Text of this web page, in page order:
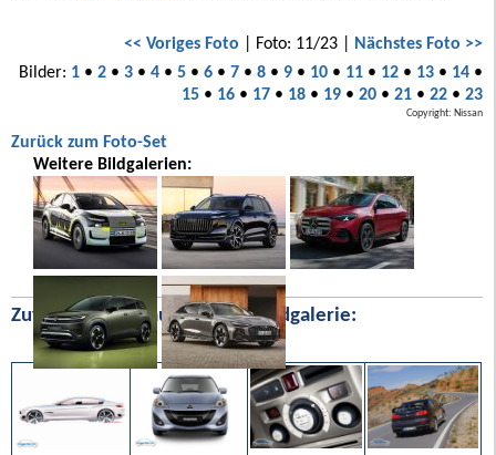
<< Voriges Foto | Foto: 11/23 | Nächstes Foto >>
Bilder: 1• 2• 3• 4• 5• 6• 7• 8• 9• 10• 11• 12• 13• 14•
15• 16• 17• 18• 19• 20• 21• 22• 23
Copyright: Nissan
Zurück zum Foto-Set
Weitere Bildgalerien:
Zufällige Bilder aus unserer Bildgalerie: